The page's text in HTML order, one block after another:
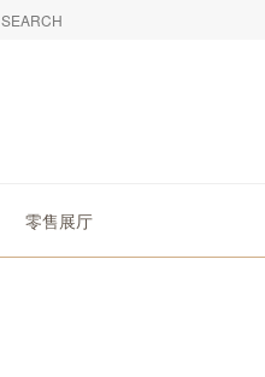
SEARCH
零售展厅